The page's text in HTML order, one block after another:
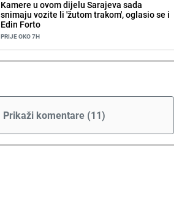
Kamere u ovom dijelu Sarajeva sada
snimaju vozite li 'žutom trakom', oglasio se i
Edin Forto
PRIJE OKO 7H
Prikaži komentare (11)